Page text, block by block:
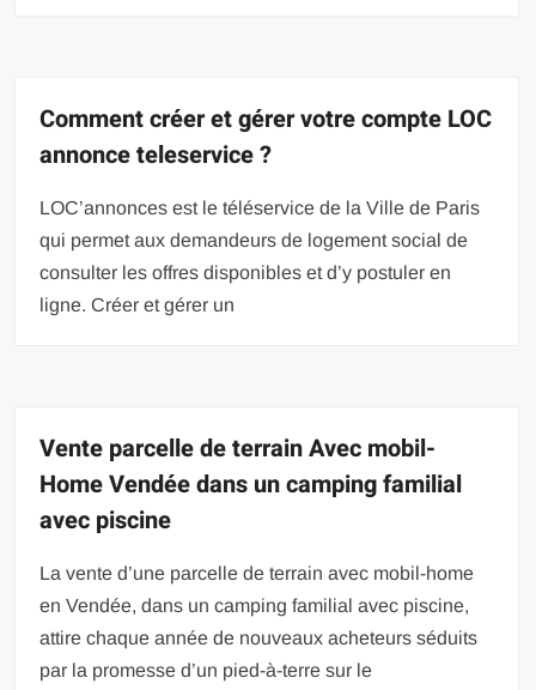
Comment créer et gérer votre compte LOC
annonce teleservice ?
LOC’annonces est le téléservice de la Ville de Paris
qui permet aux demandeurs de logement social de
consulter les offres disponibles et d’y postuler en
ligne. Créer et gérer un
Vente parcelle de terrain Avec mobil-
Home Vendée dans un camping familial
avec piscine
La vente d’une parcelle de terrain avec mobil-home
en Vendée, dans un camping familial avec piscine,
attire chaque année de nouveaux acheteurs séduits
par la promesse d’un pied-à-terre sur le